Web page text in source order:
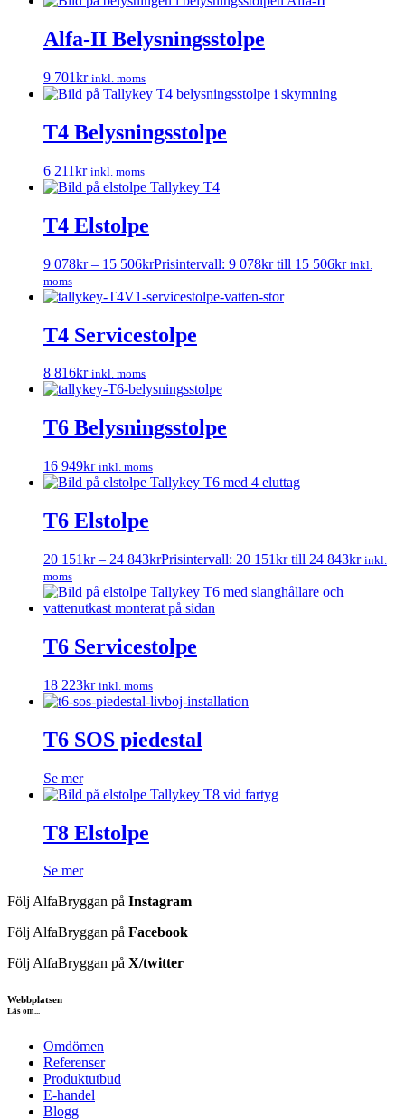
Alfa-II Belysningsstolpe
9 701kr inkl. moms
T4 Belysningsstolpe
6 211kr inkl. moms
T4 Elstolpe
9 078kr – 15 506krPrisintervall: 9 078kr till 15 506kr inkl.
moms
T4 Servicestolpe
8 816kr inkl. moms
T6 Belysningsstolpe
16 949kr inkl. moms
T6 Elstolpe
20 151kr – 24 843krPrisintervall: 20 151kr till 24 843kr inkl.
moms
T6 Servicestolpe
18 223kr inkl. moms
T6 SOS piedestal
Se mer
T8 Elstolpe
Se mer
Följ AlfaBryggan på Instagram
Följ AlfaBryggan på Facebook
Följ AlfaBryggan på X/twitter
Webbplatsen
Läs om...
Omdömen
Referenser
Produktutbud
E-handel
Blogg